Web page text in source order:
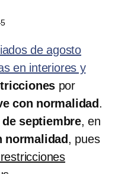
de agosto
en interiores y
por
con normalidad .
septiembre, en
normalidad , pues